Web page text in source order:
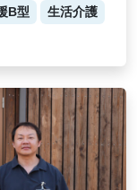
B型
生活介護